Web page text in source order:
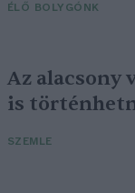
ÉLŐ BOLYGÓNK
Az alacsony
is
SZEMLE